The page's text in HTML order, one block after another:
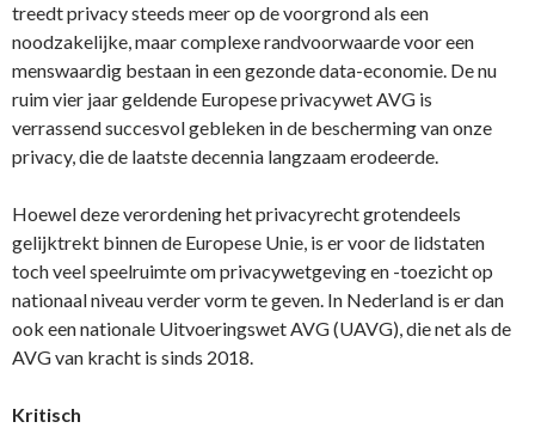
treedt privacy steeds meer op de voorgrond als een
noodzakelijke, maar complexe randvoorwaarde voor een
menswaardig bestaan in een gezonde data-economie. De nu
ruim vier jaar geldende Europese privacywet AVG is
verrassend succesvol gebleken in de bescherming van onze
privacy, die de laatste decennia langzaam erodeerde.
Hoewel deze verordening het privacyrecht grotendeels
gelijktrekt binnen de Europese Unie, is er voor de lidstaten
toch veel speelruimte om privacywetgeving en -toezicht op
nationaal niveau verder vorm te geven. In Nederland is er dan
ook een nationale Uitvoeringswet AVG (UAVG), die net als de
AVG van kracht is sinds 2018.
Kritisch